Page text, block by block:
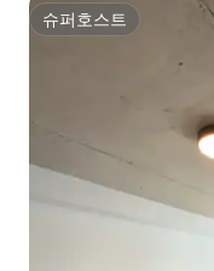
슈퍼호스트
슈퍼호스트